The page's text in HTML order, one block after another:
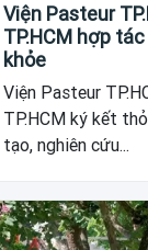
Viện Pasteur
TP.HCM hợp
khỏe
Viện Pasteur
TP.HCM ký kết
tạo, nghiên cứu...